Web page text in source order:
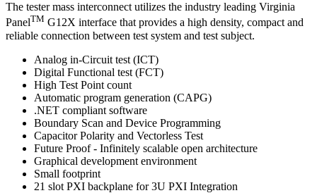
The tester mass interconnect utilizes the industry leading Virginia
PanelTM G12X interface that provides a high density, compact and
reliable connection between test system and test subject.
Analog in-Circuit test (ICT)
Digital Functional test (FCT)
High Test Point count
Automatic program generation (CAPG)
.NET compliant software
Boundary Scan and Device Programming
Capacitor Polarity and Vectorless Test
Future Proof - Infinitely scalable open architecture
Graphical development environment
Small footprint
21 slot PXI backplane for 3U PXI Integration